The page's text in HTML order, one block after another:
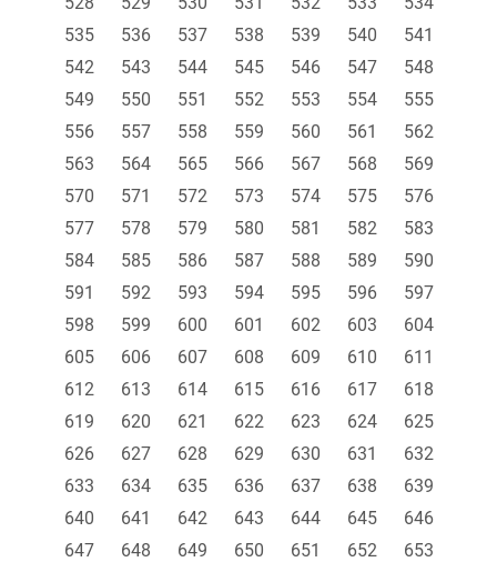
535
536 537 538 539 540
541
542
543 544 545 546 547
548
549
550 551 552 553 554
555
556
557 558 559 560 561
562
563
564 565 566 567 568
569
570
571 572 573 574 575
576
577
578 579 580 581 582
583
584
585 586 587 588 589
590
591
592 593 594 595 596
597
598
599 600 601 602 603
604
605
606 607 608 609 610
611
612
613 614 615 616 617
618
619
620 621 622 623 624
625
626
627 628 629 630 631
632
633
634 635 636 637 638
639
640
641 642 643 644 645
646
647
648 649 650 651 652
653